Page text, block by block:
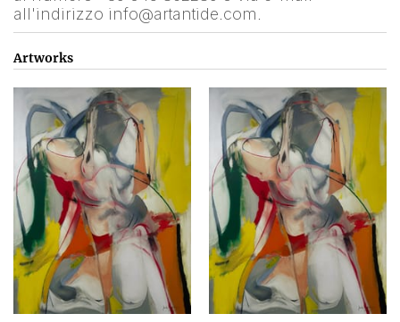
all'indirizzo info@artantide.com.
Artworks